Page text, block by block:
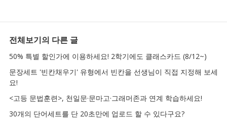
전체보기의 다른 글
50% 특별 할인가에 이용하세요! 2학기에도 클래스카드 (8/12~)
문장세트 '빈칸채우기' 유형에서 빈칸을 선생님이 직접 지정해 보세
요!
<고등 문법훈련>, 천일문·문마고·그래머존과 연계 학습하세요!
30개의 단어세트를 단 20초만에 업로드 할 수 있다구요?